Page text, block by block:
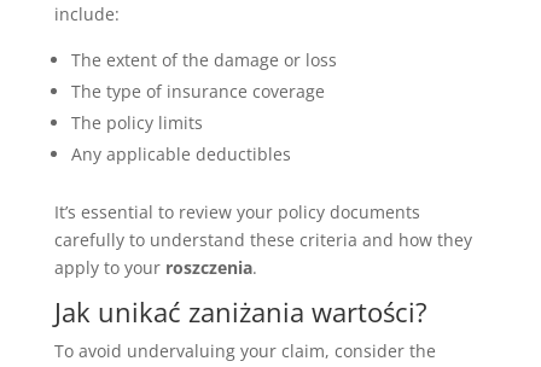
include:
The extent of the damage or loss
The type of insurance coverage
The policy limits
Any applicable deductibles
It’s essential to review your policy documents
carefully to understand these criteria and how they
apply to your roszczenia.
Jak unikać zaniżania wartości?
To avoid undervaluing your claim, consider the